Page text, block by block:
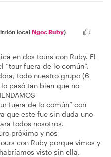
local Ngoc Ruby)
en dos tours con Ruby. El
“tour fuera de lo común”.
todo nuestro grupo (6
pasó tan bien que no
fuera de lo común” con
que este fue sin duda uno
todos nosotros.
próximo y nos
con Ruby porque vimos y
visto sin ella.